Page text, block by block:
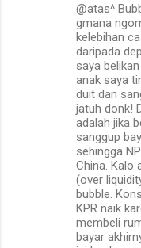
@atas^
gmana
kelebihan
daripada
saya
anak saya
duit dan
jatuh donk!
adalah jika
sanggup
sehingga
China. Kalo
(over
bubble.
KPR naik
membeli
bayar